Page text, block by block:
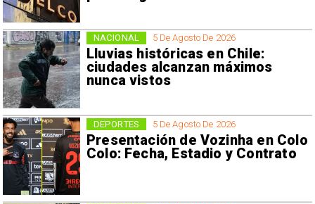
5 De Agosto De 2026
Lluvias históricas en Chile:
ciudades alcanzan máximos
nunca vistos
NACIONAL
5 De Agosto De 2026
Presentación de Vozinha en Colo
Colo: Fecha, Estadio y Contrato
DEPORTES